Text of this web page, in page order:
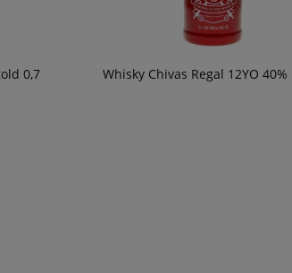
0,7 Whisky Chivas Regal 12YO 40%